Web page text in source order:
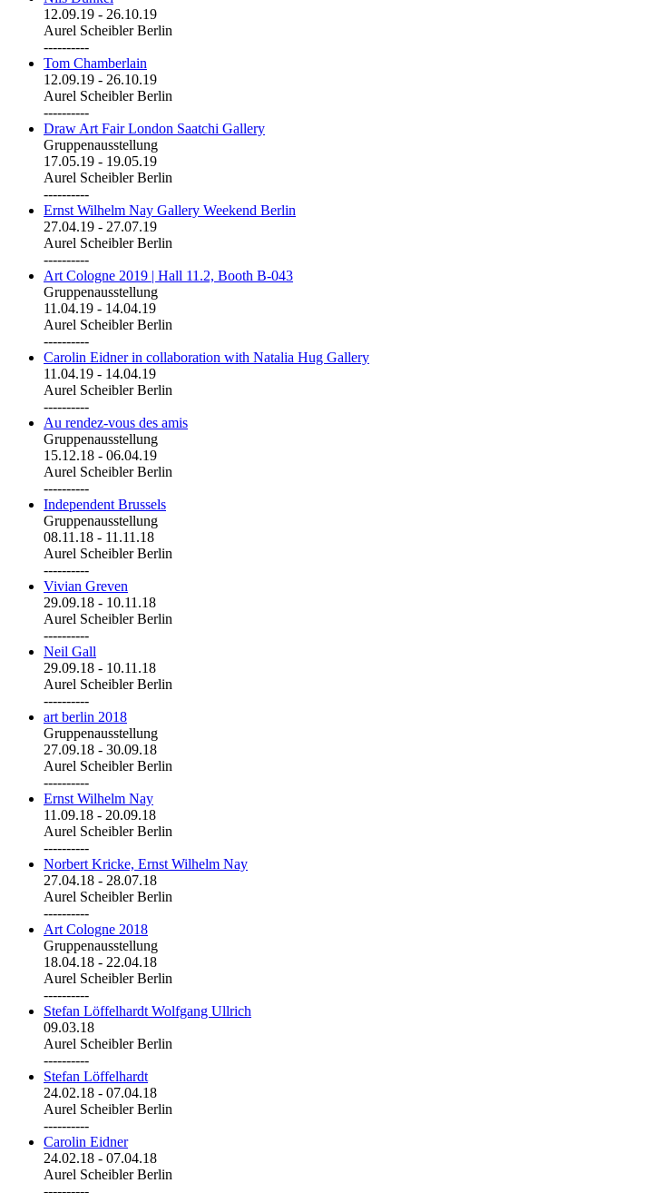
12.09.19 - 26.10.19
Aurel Scheibler Berlin
----------
Tom Chamberlain
12.09.19 - 26.10.19
Aurel Scheibler Berlin
----------
Draw Art Fair London Saatchi Gallery
Gruppenausstellung
17.05.19 - 19.05.19
Aurel Scheibler Berlin
----------
Ernst Wilhelm Nay Gallery Weekend Berlin
27.04.19 - 27.07.19
Aurel Scheibler Berlin
----------
Art Cologne 2019 | Hall 11.2, Booth B-043
Gruppenausstellung
11.04.19 - 14.04.19
Aurel Scheibler Berlin
----------
Carolin Eidner in collaboration with Natalia Hug Gallery
11.04.19 - 14.04.19
Aurel Scheibler Berlin
----------
Au rendez-vous des amis
Gruppenausstellung
15.12.18 - 06.04.19
Aurel Scheibler Berlin
----------
Independent Brussels
Gruppenausstellung
08.11.18 - 11.11.18
Aurel Scheibler Berlin
----------
Vivian Greven
29.09.18 - 10.11.18
Aurel Scheibler Berlin
----------
Neil Gall
29.09.18 - 10.11.18
Aurel Scheibler Berlin
----------
art berlin 2018
Gruppenausstellung
27.09.18 - 30.09.18
Aurel Scheibler Berlin
----------
Ernst Wilhelm Nay
11.09.18 - 20.09.18
Aurel Scheibler Berlin
----------
Norbert Kricke, Ernst Wilhelm Nay
27.04.18 - 28.07.18
Aurel Scheibler Berlin
----------
Art Cologne 2018
Gruppenausstellung
18.04.18 - 22.04.18
Aurel Scheibler Berlin
----------
Stefan Löffelhardt Wolfgang Ullrich
09.03.18
Aurel Scheibler Berlin
----------
Stefan Löffelhardt
24.02.18 - 07.04.18
Aurel Scheibler Berlin
----------
Carolin Eidner
24.02.18 - 07.04.18
Aurel Scheibler Berlin